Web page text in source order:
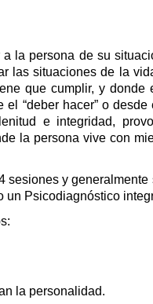
la persona de su
las situaciones de la
que cumplir, y
“deber hacer” o desde
e integridad,
la persona vive con
sesiones y
un Psicodiagnóstico
la personalidad.